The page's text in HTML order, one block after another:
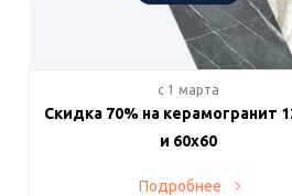
c 1 марта
Скидка 70% на керамогранит
и 60х60
Подробнее